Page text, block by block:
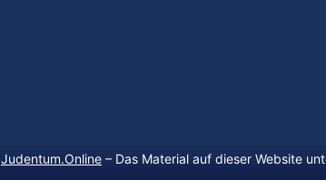
Judentum.Online – Das Material auf dieser Website